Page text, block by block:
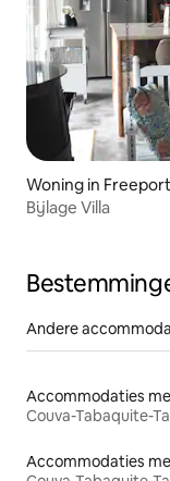
Woning in Freeport
Bijlage Villa
Andere
Accommodaties
Couva-Tabaquite-